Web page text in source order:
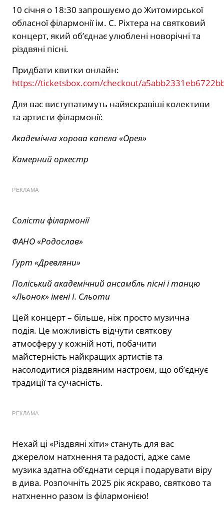
10 січня о 18:30 запрошуємо до Житомирської
обласної філармонії ім. С. Ріхтера на святковий
концерт, який об’єднає улюблені новорічні та
різдвяні пісні.
Придбати квитки онлайн:
https://ticketsbox.com/checkout/
Для вас виступатимуть найяскравіші колективи
та артисти філармонії:
Академічна хорова капела «Орея»
Камерний оркестр
РЕКЛАМА
Солісти філармонії
ФАНО «Родослав»
Гурт «Древляни»
Поліський академічний ансамбль пісні і танцю
«Льонок» імені І. Сльоти
Цей концерт – більше, ніж просто музична
подія. Це можливість відчути святкову
атмосферу у кожній ноті, побачити
майстерність найкращих артистів та
насолодитися різдвяним настроєм, що об’єднує
традиції та сучасність.
РЕКЛАМА
Нехай ці «Різдвяні хіти» стануть для вас
джерелом натхнення та радості, адже саме
музика здатна об’єднати серця і подарувати віру
в дива. Розпочніть 2025 рік яскраво, святково та
натхненно разом із філармонією!